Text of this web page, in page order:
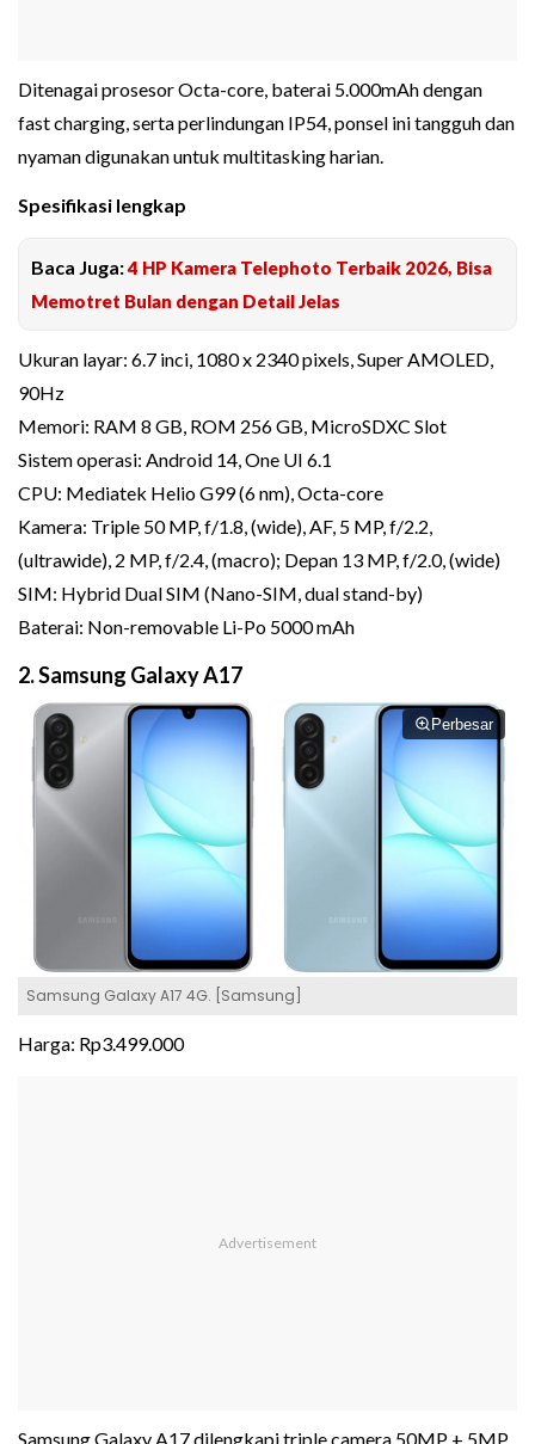
Ditenagai prosesor Octa-core, baterai 5.000mAh dengan
fast charging, serta perlindungan IP54, ponsel ini tangguh dan
nyaman digunakan untuk multitasking harian.
Spesifikasi lengkap
Baca Juga:4 HP Kamera Telephoto Terbaik 2026, Bisa
Memotret Bulan dengan Detail Jelas
Ukuran layar: 6.7 inci, 1080 x 2340 pixels, Super AMOLED,
90Hz
Memori: RAM 8 GB, ROM 256 GB, MicroSDXC Slot
Sistem operasi: Android 14, One UI 6.1
CPU: Mediatek Helio G99 (6 nm), Octa-core
Kamera: Triple 50 MP, f/1.8, (wide), AF, 5 MP, f/2.2,
(ultrawide), 2 MP, f/2.4, (macro); Depan 13 MP, f/2.0, (wide)
SIM: Hybrid Dual SIM (Nano-SIM, dual stand-by)
Baterai: Non-removable Li-Po 5000 mAh
2. Samsung Galaxy A17
Perbesar
Samsung Galaxy A17 4G. [Samsung]
Harga: Rp3.499.000
Samsung Galaxy A17 dilengkapi triple camera 50MP + 5MP